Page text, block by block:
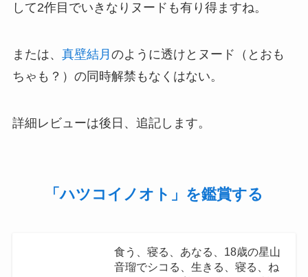
して2作目でいきなりヌードも有り得ますね。
または、 真壁結月 のように透けとヌード（とおも
ちゃも？）の同時解禁もなくはない。
詳細レビューは後日、追記します。
「ハツコイノオト」を鑑賞する
食う、寝る、あなる、18歳の星山
音瑠でシコる、生きる、寝る、ね